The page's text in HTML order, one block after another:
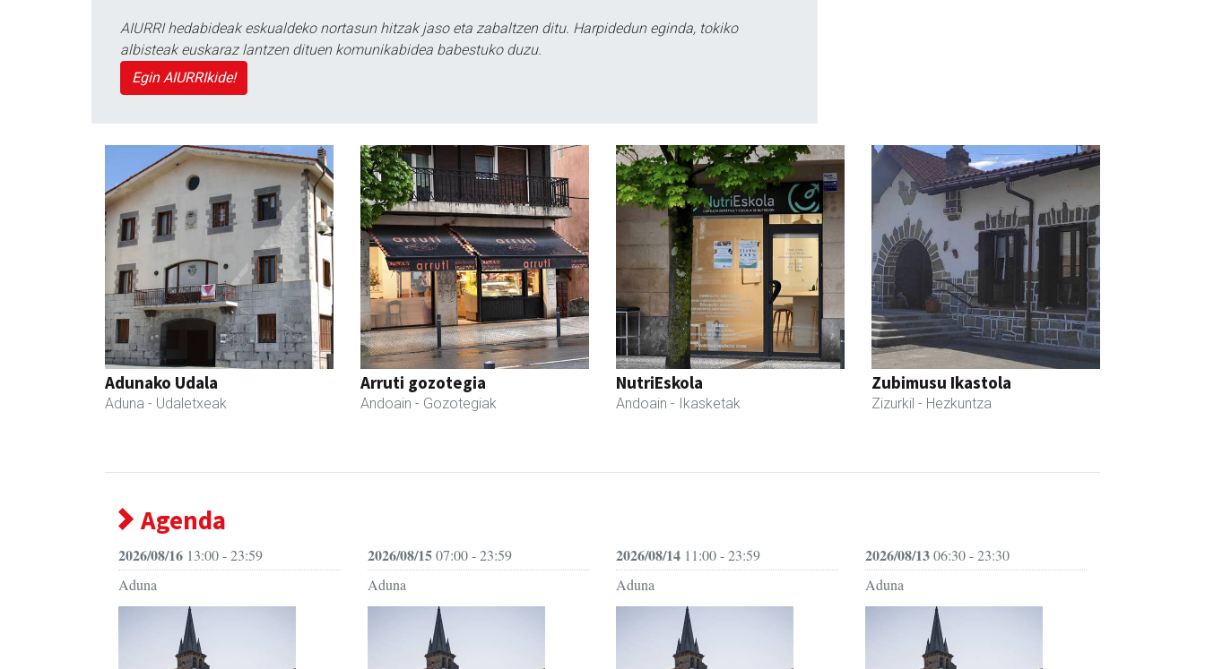
AIURRI hedabideak eskualdeko nortasun hitzak jaso eta zabaltzen ditu. Harpidedun eginda, tokiko
albisteak euskaraz lantzen dituen komunikabidea babestuko duzu.
Egin AIURRIkide!
Adunako Udala
Aduna - Udaletxeak
Arruti gozotegia
Andoain - Gozotegiak
NutriEskola
Andoain - Ikasketak
Zubimusu Ikastola
Zizurkil - Hezkuntza
Agenda
2026/08/16 13:00 - 23:59
Aduna
2026/08/1507:00 - 23:59
Aduna
2026/08/14 11:00 - 23:59
Aduna
2026/08/1306:30 - 23:30
Aduna